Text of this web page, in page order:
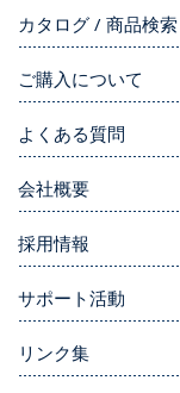
カタログ / 商品検索
ご購入について
よくある質問
会社概要
採用情報
サポート活動
リンク集